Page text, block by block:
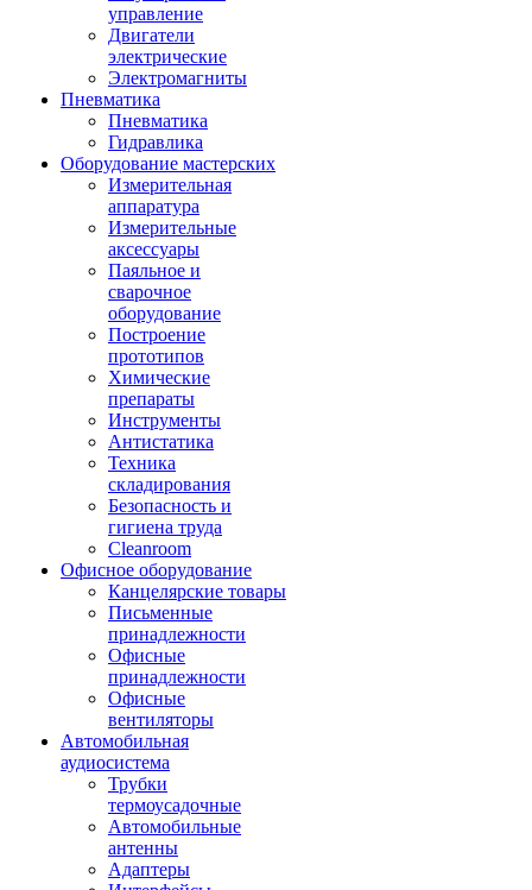
управление
Двигатели
электрические
Электромагниты
Пневматика
Пневматика
Гидравлика
Оборудование мастерских
Измерительная
аппаратура
Измерительные
аксессуары
Паяльное и
сварочное
оборудование
Построение
прототипов
Химические
препараты
Инструменты
Aнтистатика
Техника
складирования
Безопасность и
гигиена труда
Cleanroom
Офисное оборудование
Канцелярские товары
Письменные
принадлежности
Офисные
принадлежности
Офисные
вентиляторы
Автомобильная
аудиосистема
Трубки
термоусадочные
Автомобильные
антенны
Адаптеры